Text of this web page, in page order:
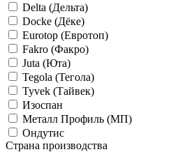
Delta (Дельта)
Docke (Дёке)
Eurotop (Евротоп)
Fakro (Факро)
Juta (Юта)
Tegola (Тегола)
Tyvek (Тайвек)
Изоспан
Металл Профиль (МП)
Ондутис
Страна производства